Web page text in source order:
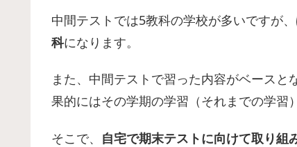
中間テストでは5教科の学校が多いですが
科になります。
また、中間テストで習った内容がベース
果的にはその学期の学習（それまでの学習
そこで、 自宅で期末テストに向けて取り組